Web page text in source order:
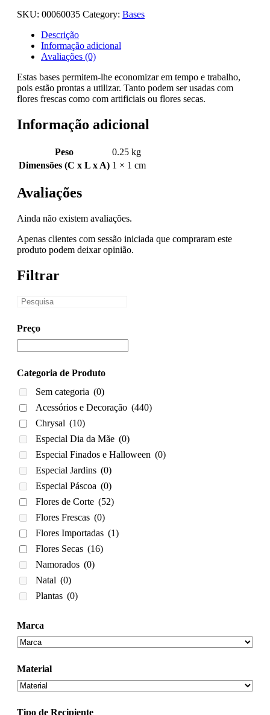
SKU: 00060035 Category: Bases
Descrição
Informação adicional
Avaliações (0)
Estas bases permitem-lhe economizar em tempo e trabalho,
pois estão prontas a utilizar. Tanto podem ser usadas com
flores frescas como com artificiais ou flores secas.
Informação adicional
Peso
0.25 kg
Dimensões (C x L x A) 1 × 1 cm
Avaliações
Ainda não existem avaliações.
Apenas clientes com sessão iniciada que compraram este
produto podem deixar opinião.
Filtrar
Preço
Categoria de Produto
Sem categoria (0)
Acessórios e Decoração (440)
Chrysal (10)
Especial Dia da Mãe (0)
Especial Finados e Halloween (0)
Especial Jardins (0)
Especial Páscoa (0)
Flores de Corte (52)
Flores Frescas (0)
Flores Importadas (1)
Flores Secas (16)
Namorados (0)
Natal (0)
Plantas (0)
Marca
Material
Tipo de Recipiente